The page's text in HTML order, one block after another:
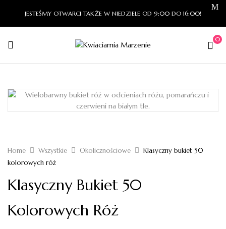
JESTEŚMY OTWARCI TAKŻE W NIEDZIELE OD 9:00 DO 16:00!
0
Home Wszystkie Okolicznościowe
Klasyczny bukiet 50
kolorowych róż
Klasyczny Bukiet 50
Kolorowych Róż